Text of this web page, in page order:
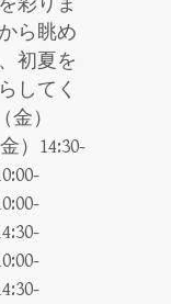
ら眺め
初夏を
してく
）
）14:30-